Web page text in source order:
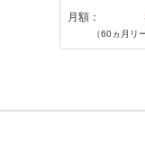
月額：
（60ヵ月リ